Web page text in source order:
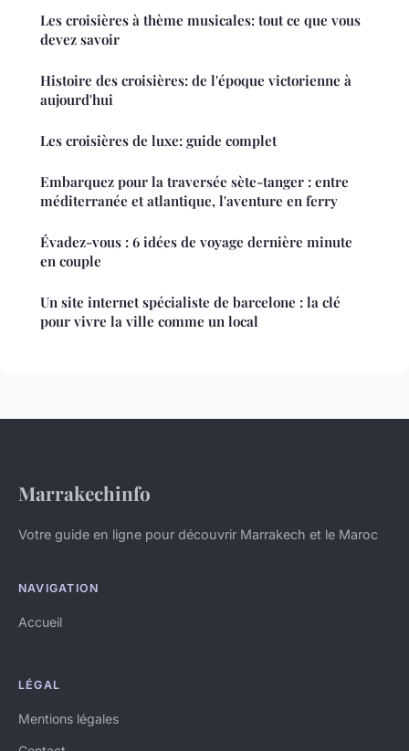
Les croisières à thème musicales: tout ce que vous
devez savoir
Histoire des croisières: de l'époque victorienne à
aujourd'hui
Les croisières de luxe: guide complet
Embarquez pour la traversée sète-tanger : entre
méditerranée et atlantique, l'aventure en ferry
Évadez-vous : 6 idées de voyage dernière minute
en couple
Un site internet spécialiste de barcelone : la clé
pour vivre la ville comme un local
Marrakechinfo
Votre guide en ligne pour découvrir Marrakech et le Maroc
NAVIGATION
Accueil
LÉGAL
Mentions légales